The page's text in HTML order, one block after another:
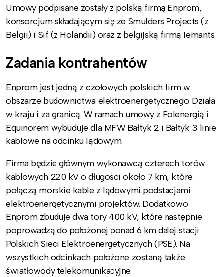
Umowy podpisane zostały z polską firmą Enprom,
konsorcjum składającym się ze Smulders Projects (z
Belgii) i Sif (z Holandii) oraz z belgijską firmą Iemants.
Zadania kontrahentów
Enprom jest jedną z czołowych polskich firm w
obszarze budownictwa elektroenergetycznego. Działa
w kraju i za granicą. W ramach umowy z Polenergią i
Equinorem wybuduje dla MFW Bałtyk 2 i Bałtyk 3 linie
kablowe na odcinku lądowym.
Firma będzie głównym wykonawcą czterech torów
kablowych 220 kV o długości około 7 km, które
połączą morskie kable z lądowymi podstacjami
elektroenergetycznymi projektów. Dodatkowo
Enprom zbuduje dwa tory 400 kV, które następnie
poprowadzą do położonej ponad 6 km dalej stacji
Polskich Sieci Elektroenergetycznych (PSE). Na
wszystkich odcinkach położone zostaną także
światłowody telekomunikacyjne.